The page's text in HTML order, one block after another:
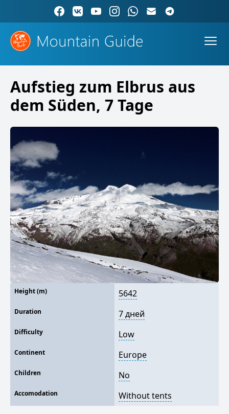
Aufstieg zum Elbrus aus
dem Süden, 7 Tage
Height (m) 5642
Duration 7 дней
Difficulty Low
Continent Europe
Children No
Accomodation Without tents